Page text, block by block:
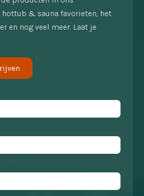
& sauna favorieten, het
en nog veel meer. Laat je